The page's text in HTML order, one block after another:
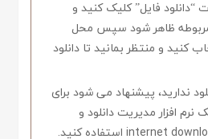
“دانلود فایل” کلیک کنید و
مربوطه ظاهر شود سپس محل
کنید و منتظر بمانید تا دانلود
ندارید، پیشنهاد می شود برای
نرم افزار مدیریت دانلود و